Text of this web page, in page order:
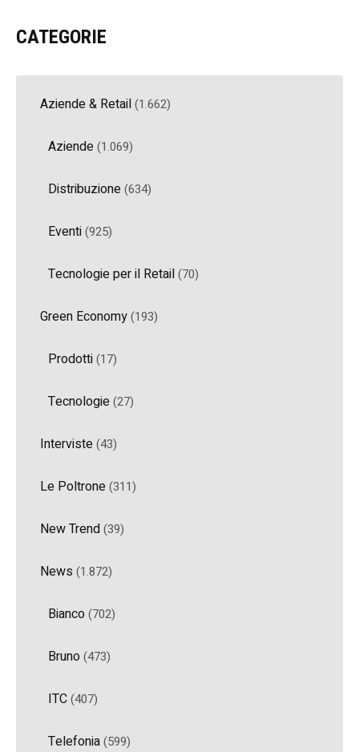
CATEGORIE
Aziende & Retail(1.662)
Aziende(1.069)
Distribuzione(634)
Eventi(925)
Tecnologie per il Retail(70)
Green Economy(193)
Prodotti(17)
Tecnologie(27)
Interviste(43)
Le Poltrone(311)
New Trend(39)
News (1.872)
Bianco(702)
Bruno(473)
ITC(407)
Telefonia(599)